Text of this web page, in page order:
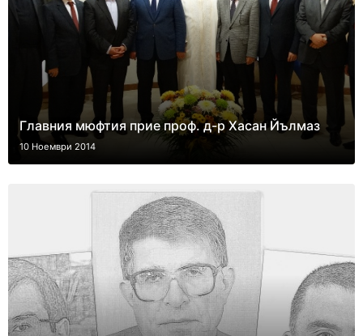
Главния мюфтия прие проф. д-р Хасан Йълмаз
10 Ноември 2014